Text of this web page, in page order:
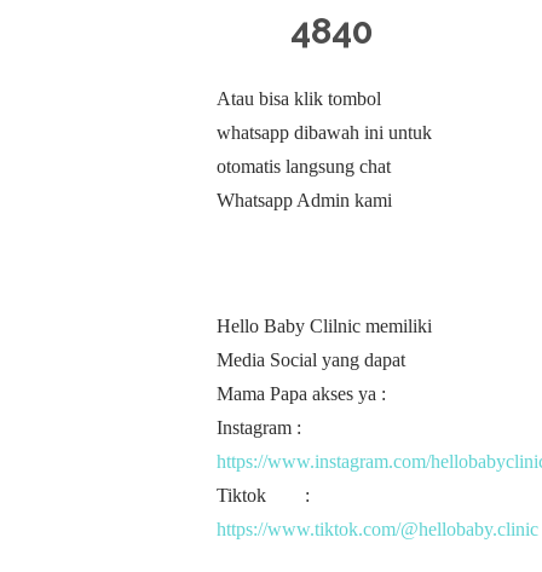
4840
Atau bisa klik tombol
whatsapp dibawah ini untuk
otomatis langsung chat
Whatsapp Admin kami
Hello Baby Clilnic memiliki
Media Social yang dapat
Mama Papa akses ya :
Instagram :
https://www.instagram.com/
Tiktok :
https://www.tiktok.com/@hellobaby.clinic